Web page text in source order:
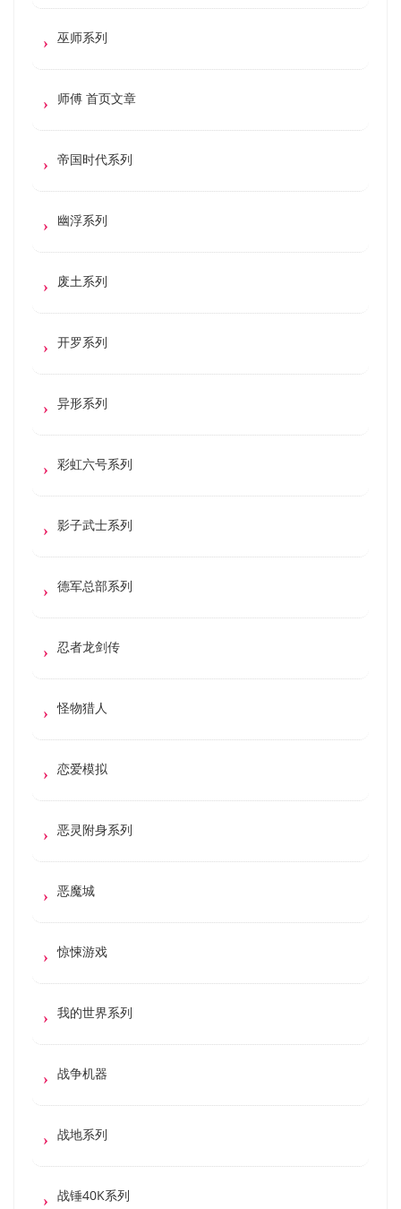
巫师系列
师傅 首页文章
帝国时代系列
幽浮系列
废土系列
开罗系列
异形系列
彩虹六号系列
影子武士系列
德军总部系列
忍者龙剑传
怪物猎人
恋爱模拟
恶灵附身系列
恶魔城
惊悚游戏
我的世界系列
战争机器
战地系列
战锤40K系列